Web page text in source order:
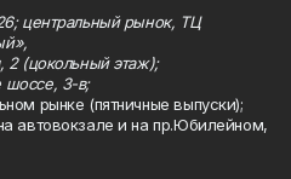
центральный рынок, ТЦ
2 (цокольный этаж);
шоссе, 3-в;
рынке (пятничные выпуски);
автовокзале и на пр.Юбилейном,